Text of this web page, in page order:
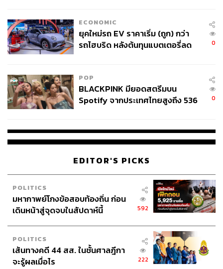
ECONOMIC
ยุคใหม่รถ EV ราคาเริ่ม (ถูก) กว่า
รถไฮบริด หลังต้นทุนแบตเตอรี่ลด
0
POP
BLACKPINK มียอดสตรีมบน
Spotify จากประเทศไทยสูงถึง 536
0
EDITOR'S PICKS
POLITICS
มหากาพย์โกงข้อสอบท้องถิ่น ก่อน
เดินหน้าสู่จุดจบในสัปดาห์นี้
592
POLITICS
เส้นทางคดี 44 สส. ในชั้นศาลฎีกา
จะรู้ผลเมื่อไร
222